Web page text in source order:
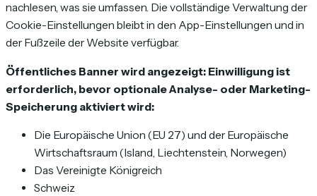
nachlesen, was sie umfassen. Die vollständige Verwaltung der
Cookie-Einstellungen bleibt in den App-Einstellungen und in
der Fußzeile der Website verfügbar.
Öffentliches Banner wird angezeigt: Einwilligung ist
erforderlich, bevor optionale Analyse- oder Marketing-
Speicherung aktiviert wird:
Die Europäische Union (EU 27) und der Europäische
Wirtschaftsraum (Island, Liechtenstein, Norwegen)
Das Vereinigte Königreich
Schweiz